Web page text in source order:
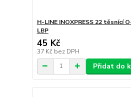
H-LINE INOXPRESS 22 těsnící
LBP
45 Kč
37 Kč bez DPH
Přidat do